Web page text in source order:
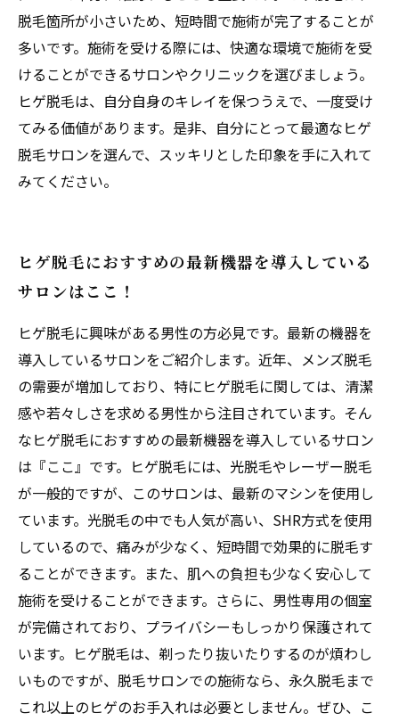
脱毛箇所が小さいため、短時間で施術が完了することが
多いです。施術を受ける際には、快適な環境で施術を受
けることができるサロンやクリニックを選びましょう。
ヒゲ脱毛は、自分自身のキレイを保つうえで、一度受け
てみる価値があります。是非、自分にとって最適なヒゲ
脱毛サロンを選んで、スッキリとした印象を手に入れて
みてください。
ヒゲ脱毛におすすめの最新機器を導入している
サロンはここ！
ヒゲ脱毛に興味がある男性の方必見です。最新の機器を
導入しているサロンをご紹介します。近年、メンズ脱毛
の需要が増加しており、特にヒゲ脱毛に関しては、清潔
感や若々しさを求める男性から注目されています。そん
なヒゲ脱毛におすすめの最新機器を導入しているサロン
は『ここ』です。ヒゲ脱毛には、光脱毛やレーザー脱毛
が一般的ですが、このサロンは、最新のマシンを使用し
ています。光脱毛の中でも人気が高い、SHR方式を使用
しているので、痛みが少なく、短時間で効果的に脱毛す
ることができます。また、肌への負担も少なく安心して
施術を受けることができます。さらに、男性専用の個室
が完備されており、プライバシーもしっかり保護されて
います。ヒゲ脱毛は、剃ったり抜いたりするのが煩わし
いものですが、脱毛サロンでの施術なら、永久脱毛まで
これ以上のヒゲのお手入れは必要としません。ぜひ、こ